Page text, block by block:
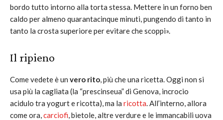
bordo tutto intorno alla torta stessa. Mettere in un forno ben
caldo per almeno quarantacinque minuti, pungendo di tanto in
tanto la crosta superiore per evitare che scoppi».
Il ripieno
Come vedete è un vero rito, più che una ricetta. Oggi non si
usa più la cagliata (la “prescinseua” di Genova, incrocio
acidulo tra yogurt e ricotta), ma la ricotta. All’interno, allora
come ora,carciofi, bietole, altre verdure e le immancabili uova